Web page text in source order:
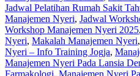
Jadwal Pelatihan Rumah Sakit
Manajemen Nyeri, Jadwal
Workshop Manajemen Nyeri 2025,
Nyeri, Makalah Manajemen Nyeri,
Nyeri – Info Training Jogja,
Manajemen Nyeri Pada Lansia
Farmakologi, Manajemen Nyeri